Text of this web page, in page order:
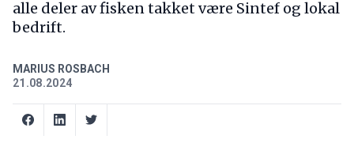
alle deler av fisken takket være Sintef og lokal
bedrift.
MARIUS ROSBACH
21.08.2024